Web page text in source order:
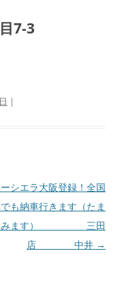
7-3
|
シエラ大阪登録！全国
も納車行きます（たま
みます） 三田
店 中井 →